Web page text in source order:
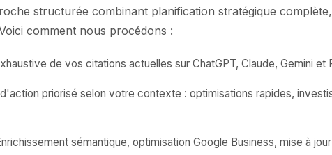
structurée combinant planification stratégique
comment nous procédons :
de vos citations actuelles sur ChatGPT, Claude, Gemini
d'action priorisé selon votre contexte : optimisations rapides,
sémantique, optimisation Google Business, mise à